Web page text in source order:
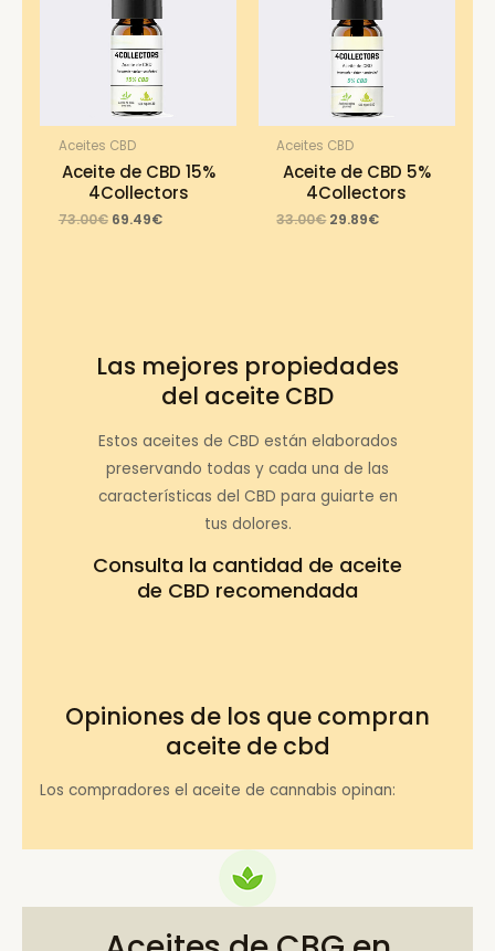
Aceites CBD
Aceite de CBD 15%
4Collectors
73.00€ Original
69.49€Current
Aceites CBD
Aceite de CBD 5%
4Collectors
33.00€ Original
29.89€Current
Las mejores propiedades
del aceite CBD
Estos aceites de CBD están elaborados
preservando todas y cada una de las
características del CBD para guiarte en
tus dolores.
Consulta la cantidad de aceite
de CBD recomendada
Opiniones de los que compran
aceite de cbd
Los compradores el aceite de cannabis opinan: